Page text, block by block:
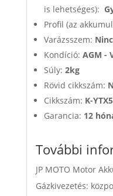
is lehetséges):
Profil (az
Varázsszem:
Kondíció: AGM -
Súly: 2kg
Rövid cikkszám:
Cikkszám: K-
Garancia: 12
További
JP MOTO Motor
Gázkivezetés: